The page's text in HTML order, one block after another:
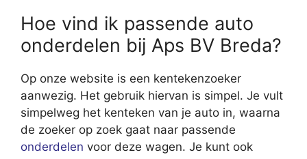
Hoe vind ik passende auto
onderdelen bij Aps BV Breda?
Op onze website is een kentekenzoeker
aanwezig. Het gebruik hiervan is simpel. Je vult
simpelweg het kenteken van je auto in, waarna
de zoeker op zoek gaat naar passende
onderdelen voor deze wagen. Je kunt ook